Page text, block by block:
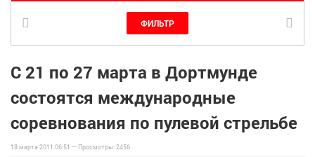
ФИЛЬТР
C 21 по 27 марта в Дортмунде
состоятся международные
соревнования по пулевой стрельбе
18 марта 2011 06:51 — Просмотры:2456